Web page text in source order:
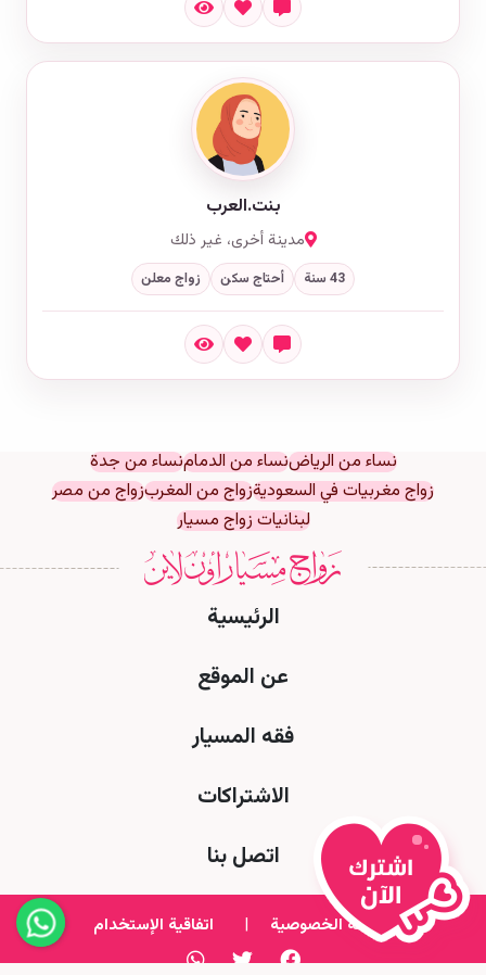
بنت.العرب
مدينة أخرى، غير ذلك
43 سنة أحتاج سكن زواج معلن
نساء من الرياضنساء من الدمامنساء من جدة
زواج مغربيات في السعوديةزواج من المغربزواج من مصر
لبنانيات زواج مسيار
الرئيسية
عن الموقع
فقه المسيار
الاشتراكات
اتصل بنا
سياسة الخصوصية | اتفاقية الإستخدام